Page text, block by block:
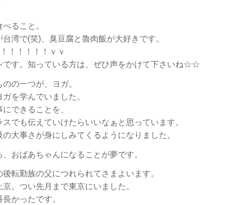
ること。
湾で(笑)、臭豆腐と魯肉飯が大好きです。
！！！！！ｖｖ
です。知っている方は、ぜひ声をかけて下さいね☆☆
の一つが、ヨガ。
を学んでいました。
できることを、
でも伝えていけたらいいなぁと思っています。
大事さが身にしみてくるようになりました。
おばあちゃんになることが夢です。
転勤族の父につれられてさまよいます。
。つい先月まで東京にいました。
かったです。